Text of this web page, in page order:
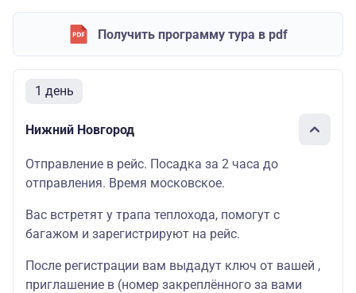
Получить программу тура в pdf
1 день
Нижний Новгород
Отправление в рейс. Посадка за 2 часа до
отправления. Время московское.
Вас встретят у трапа теплохода, помогут с
багажом и зарегистрируют на рейс.
После регистрации вам выдадут ключ от вашей ,
приглашение в (номер закреплённого за вами